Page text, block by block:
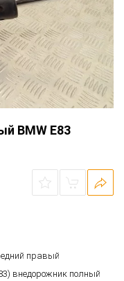
BMW E83
правый
внедорожник полный